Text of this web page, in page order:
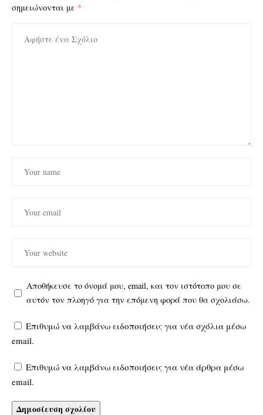
σημειώνονται με *
Αποθήκευσε το όνομά μου, email, και τον ιστότοπο μου σε
αυτόν τον πλοηγό για την επόμενη φορά που θα σχολιάσω.
Επιθυμώ να λαμβάνω ειδοποιήσεις για νέα σχόλια μέσω
email.
Επιθυμώ να λαμβάνω ειδοποιήσεις για νέα άρθρα μέσω
email.